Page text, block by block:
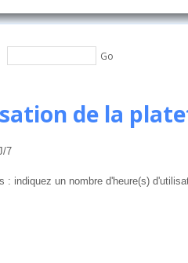
Go
de la
7
: indiquez un nombre d'heure(s)